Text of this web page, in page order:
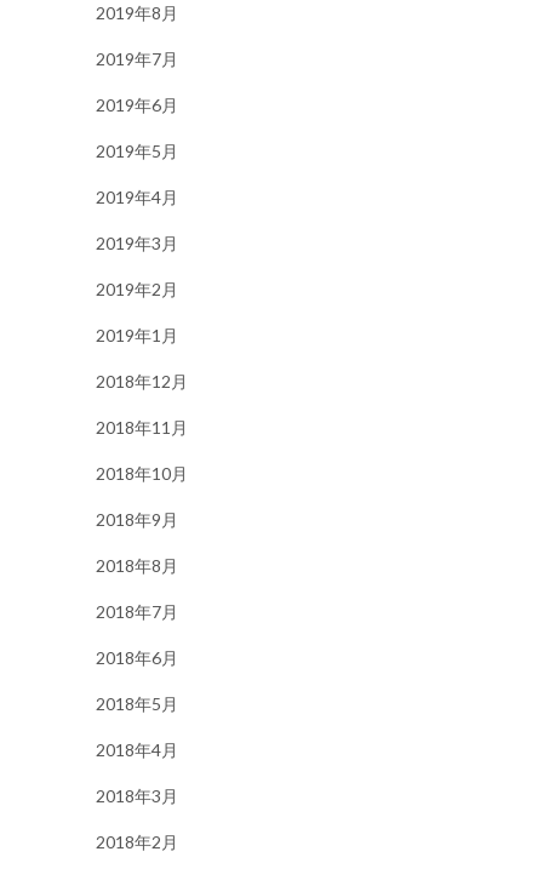
2019年8月
2019年7月
2019年6月
2019年5月
2019年4月
2019年3月
2019年2月
2019年1月
2018年12月
2018年11月
2018年10月
2018年9月
2018年8月
2018年7月
2018年6月
2018年5月
2018年4月
2018年3月
2018年2月